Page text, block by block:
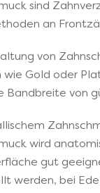
sind
an
von
Gold oder
Bandbreite von
wird
gut
werden, bei